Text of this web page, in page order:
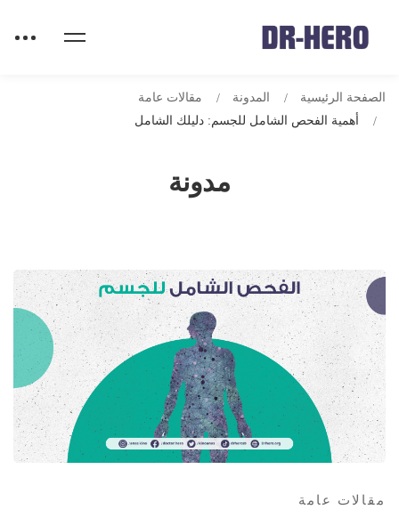
مدونة
الصفحة الرئيسية المدونة
مقالات عامة
أهمية الفحص الشامل للجسم: دليلك الشامل
مقالات عامة